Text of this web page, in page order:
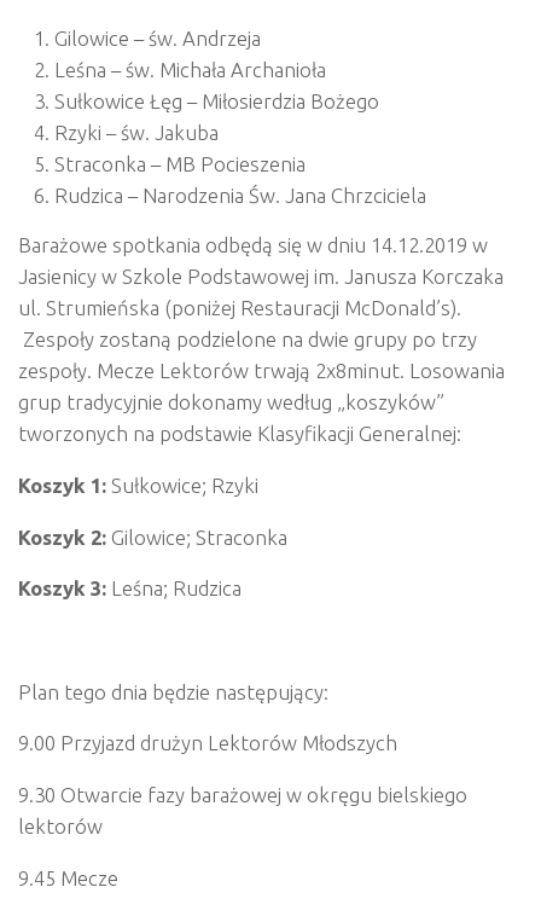
Gilowice – św. Andrzeja
Leśna – św. Michała Archanioła
Sułkowice Łęg – Miłosierdzia Bożego
Rzyki – św. Jakuba
Straconka – MB Pocieszenia
Rudzica – Narodzenia Św. Jana Chrzciciela
Barażowe spotkania odbędą się w dniu 14.12.2019 w
Jasienicy w Szkole Podstawowej im. Janusza Korczaka
ul. Strumieńska (poniżej Restauracji McDonald’s).
Zespoły zostaną podzielone na dwie grupy po trzy
zespoły. Mecze Lektorów trwają 2x8minut. Losowania
grup tradycyjnie dokonamy według „koszyków”
tworzonych na podstawie Klasyfikacji Generalnej:
Koszyk 1: Sułkowice; Rzyki
Koszyk 2: Gilowice; Straconka
Koszyk 3: Leśna; Rudzica
Plan tego dnia będzie następujący:
9.00 Przyjazd drużyn Lektorów Młodszych
9.30 Otwarcie fazy barażowej w okręgu bielskiego
lektorów
9.45 Mecze